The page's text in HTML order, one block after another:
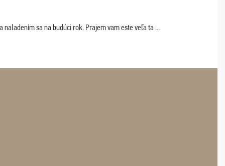
sa na budúci rok. Prajem vam este veľa ta ...